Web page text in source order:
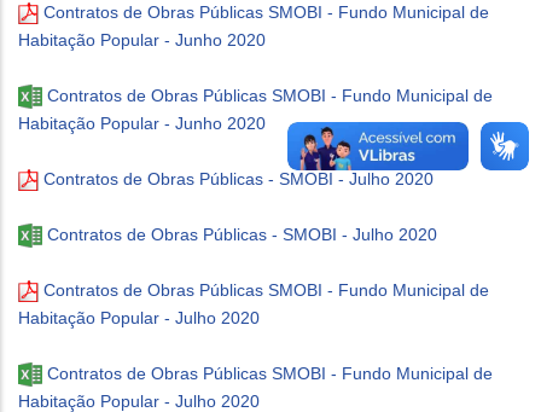
Contratos de Obras Públicas SMOBI - Fundo Municipal de
Habitação Popular - Junho 2020
Contratos de Obras Públicas SMOBI - Fundo Municipal de
Habitação Popular - Junho 2020
Contratos de Obras Públicas - SMOBI - Julho 2020
Contratos de Obras Públicas - SMOBI - Julho 2020
Contratos de Obras Públicas SMOBI - Fundo Municipal de
Habitação Popular - Julho 2020
Contratos de Obras Públicas SMOBI - Fundo Municipal de
Habitação Popular - Julho 2020